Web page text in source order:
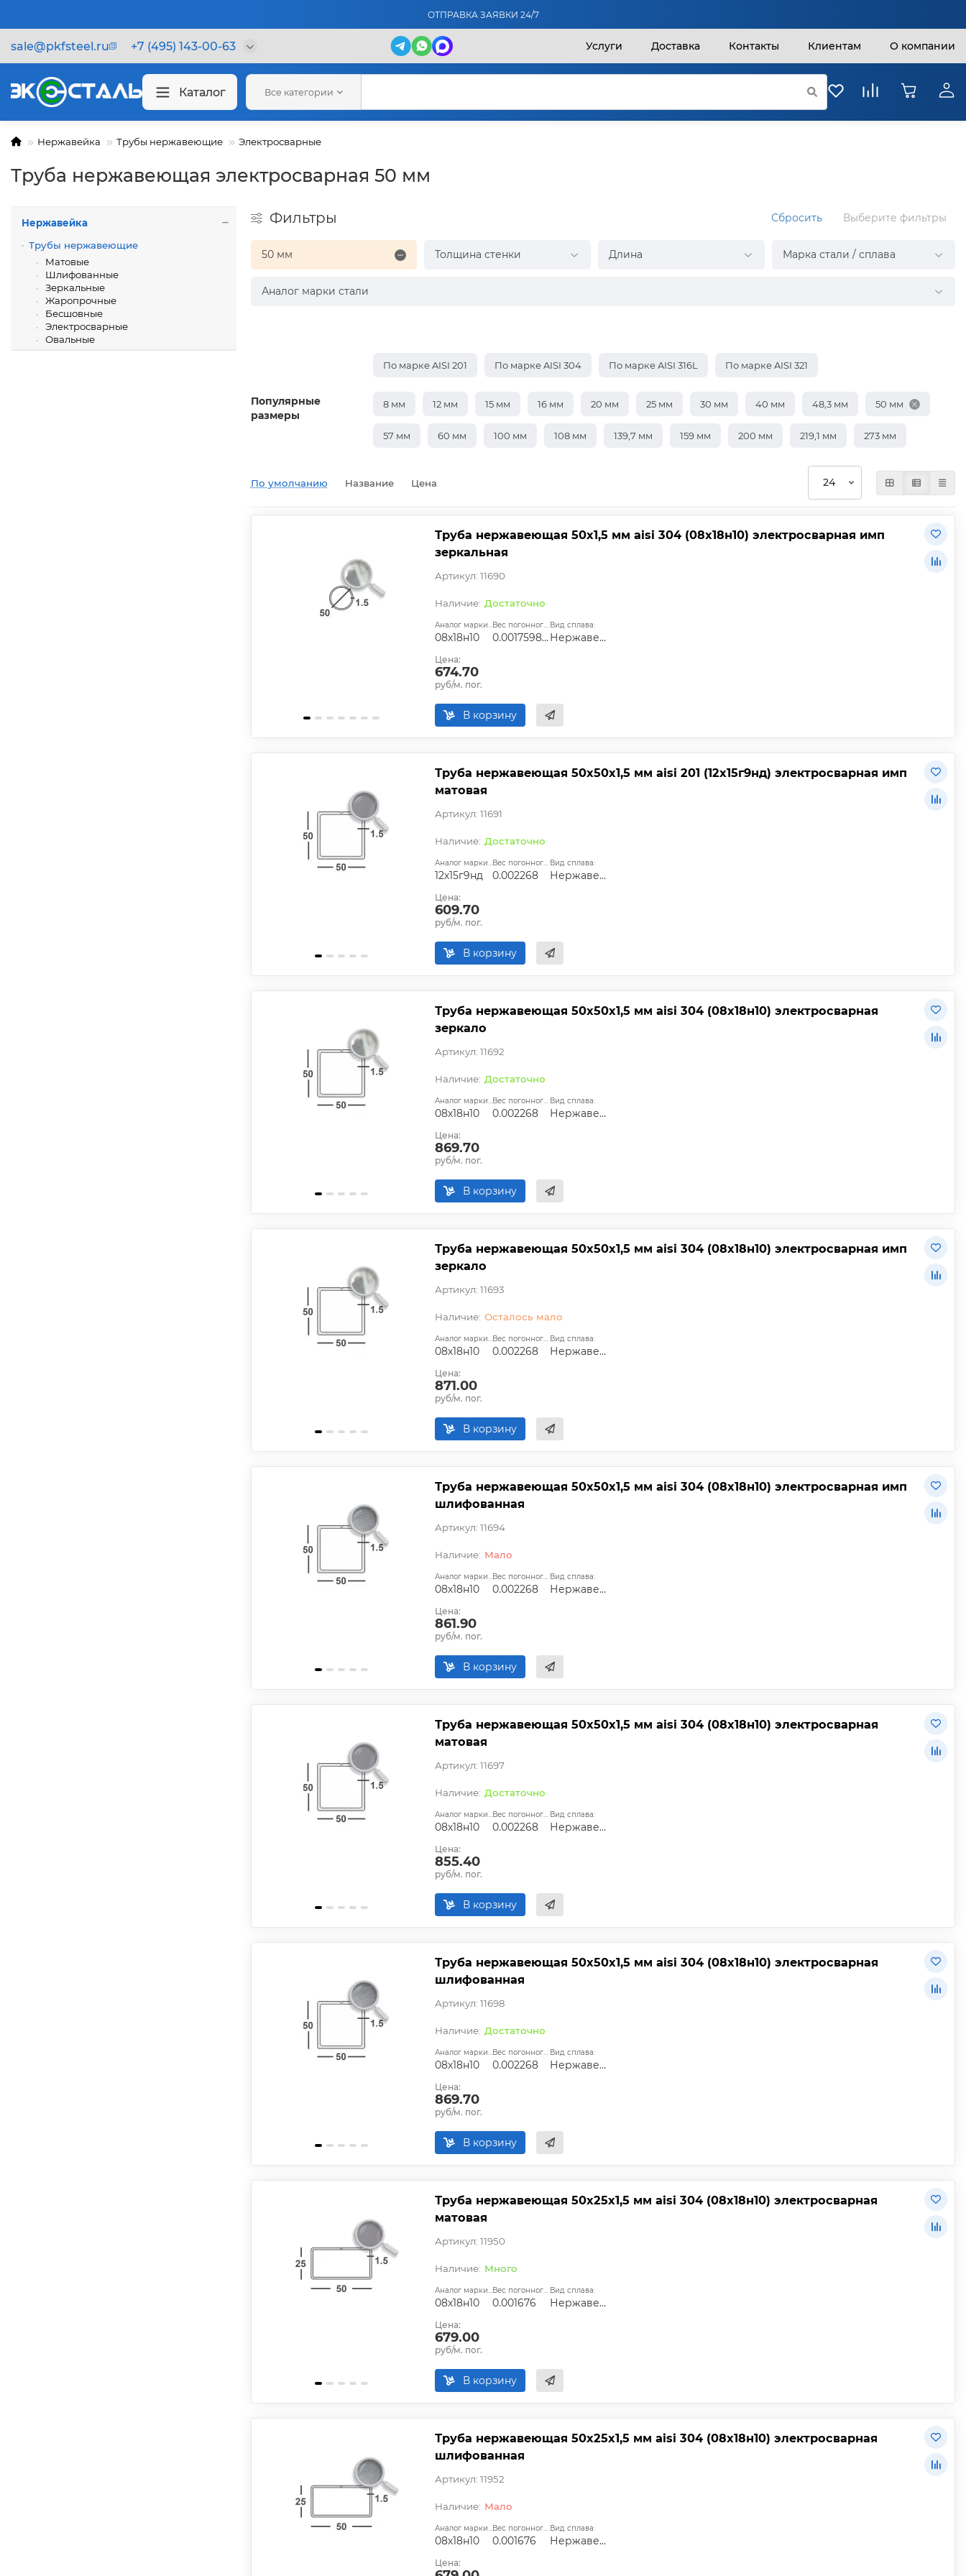
ОТПРАВКА ЗАЯВКИ 24/7
sale@pkfsteel.ru +7 (495) 143-00-63 Услуги Доставка Контакты Клиентам О компании
Каталог Все категории
Нержавейка Трубы нержавеющие Электросварные
Труба нержавеющая электросварная 50 мм
Нержавейка
Трубы нержавеющие
Матовые
Шлифованные
Зеркальные
Жаропрочные
Бесшовные
Электросварные
Овальные
Фильтры Сбросить Выберите фильтры
50 мм Толщина стенки Длина Марка стали / сплава
Аналог марки стали
По марке AISI 201 По марке AISI 304 По марке AISI 316L По марке AISI 321
Популярные
размеры
8 мм 12 мм 15 мм 16 мм 20 мм 25 мм 30 мм 40 мм 48,3 мм 50 мм
57 мм 60 мм 100 мм 108 мм 139,7 мм 159 мм 200 мм 219,1 мм 273 мм
По умолчанию Название Цена
Труба нержавеющая 50х1,5 мм aisi 304 (08х18н10) электросварная имп
зеркальная
Артикул: 11690
Достаточно
Аналог марки стали:
08х18н10
Вес погонного метра, т.:
0.0017598225
Вид сплава:
Нержавеющая сталь
Цена:
674.70
руб/м. пог.
В корзину
Труба нержавеющая 50х50х1,5 мм aisi 201 (12х15г9нд) электросварная имп
матовая
Артикул: 11691
Достаточно
Аналог марки стали:
12х15г9нд
Вес погонного метра, т.:
0.002268
Вид сплава:
Нержавеющая сталь
Цена:
609.70
руб/м. пог.
В корзину
Труба нержавеющая 50х50х1,5 мм aisi 304 (08х18н10) электросварная
зеркало
Артикул: 11692
Достаточно
Аналог марки стали:
08х18н10
Вес погонного метра, т.:
0.002268
Вид сплава:
Нержавеющая сталь
Цена:
869.70
руб/м. пог.
В корзину
Труба нержавеющая 50х50х1,5 мм aisi 304 (08х18н10) электросварная имп
зеркало
Артикул: 11693
Осталось мало
Аналог марки стали:
08х18н10
Вес погонного метра, т.:
0.002268
Вид сплава:
Нержавеющая сталь
Цена:
871.00
руб/м. пог.
В корзину
Труба нержавеющая 50х50х1,5 мм aisi 304 (08х18н10) электросварная имп
шлифованная
Артикул: 11694
Мало
Аналог марки стали:
08х18н10
Вес погонного метра, т.:
0.002268
Вид сплава:
Нержавеющая сталь
Цена:
861.90
руб/м. пог.
В корзину
Труба нержавеющая 50х50х1,5 мм aisi 304 (08х18н10) электросварная
матовая
Артикул: 11697
Достаточно
Аналог марки стали:
08х18н10
Вес погонного метра, т.:
0.002268
Вид сплава:
Нержавеющая сталь
Цена:
855.40
руб/м. пог.
В корзину
Труба нержавеющая 50х50х1,5 мм aisi 304 (08х18н10) электросварная
шлифованная
Артикул: 11698
Достаточно
Аналог марки стали:
08х18н10
Вес погонного метра, т.:
0.002268
Вид сплава:
Нержавеющая сталь
Цена:
869.70
руб/м. пог.
В корзину
Труба нержавеющая 50х25х1,5 мм aisi 304 (08х18н10) электросварная
матовая
Артикул: 11950
Много
Аналог марки стали:
08х18н10
Вес погонного метра, т.:
0.001676
Вид сплава:
Нержавеющая сталь
Цена:
679.00
руб/м. пог.
В корзину
Труба нержавеющая 50х25х1,5 мм aisi 304 (08х18н10) электросварная
шлифованная
Артикул: 11952
Мало
Аналог марки стали:
08х18н10
Вес погонного метра, т.:
0.001676
Вид сплава:
Нержавеющая сталь
Цена: